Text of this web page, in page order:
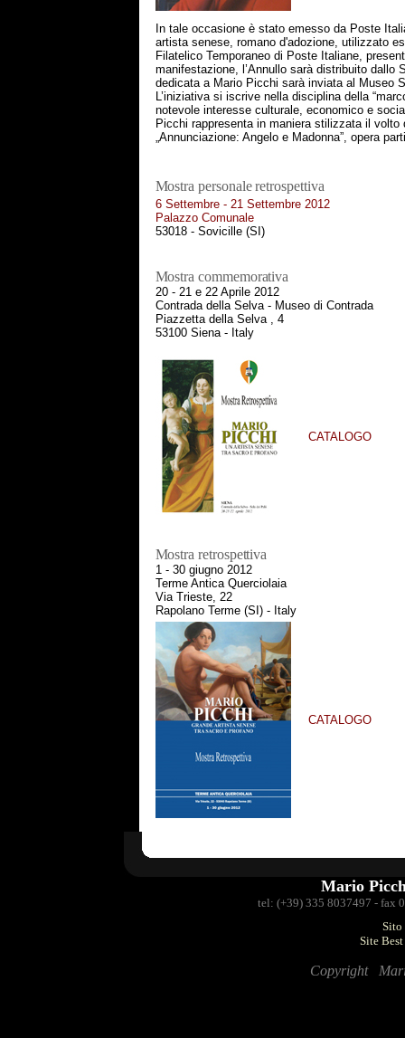
In tale occasione è stato emesso da Poste
artista senese, romano d'adozione, utilizzato
Filatelico Temporaneo di Poste Italiane,
manifestazione, l’Annullo sarà distribuito dallo
dedicata a Mario Picchi sarà inviata al Museo
L’iniziativa si iscrive nella disciplina della
notevole interesse culturale, economico e
Picchi rappresenta in maniera stilizzata il
„Annunciazione: Angelo e Madonna”, opera
Mostra personale retrospettiva
6 Settembre - 21 Settembre 2012
Palazzo Comunale
53018 - Sovicille (SI)
Mostra commemorativa
20 - 21 e 22 Aprile 2012
Contrada della Selva - Museo di Contrada
Piazzetta della Selva , 4
53100 Siena - Italy
CATALOGO
Mostra retrospettiva
1 - 30 giugno 2012
Terme Antica Querciolaia
Via Trieste, 22
Rapolano Terme (SI) - Italy
CATALOGO
Mario
tel: (+39) 335 8037497 - fax
Sito
Site
Copyright